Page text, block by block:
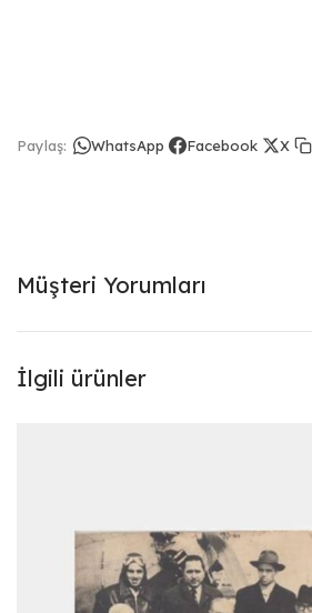
Paylaş: WhatsApp Facebook X
Müşteri Yorumları
İlgili ürünler